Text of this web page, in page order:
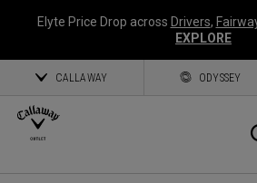
Elyte Price Drop across Drivers,
EXPLORE
CALLAWAY ODYSSEY